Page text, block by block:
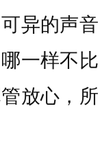
异的声
一样不
放心，